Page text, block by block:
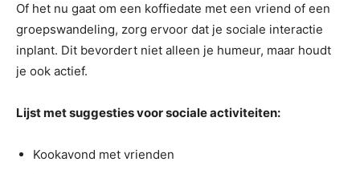
Of het nu gaat om een koffiedate met een vriend of een
groepswandeling, zorg ervoor dat je sociale interactie
inplant. Dit bevordert niet alleen je humeur, maar houdt
je ook actief.
Lijst met suggesties voor sociale activiteiten:
Kookavond met vrienden